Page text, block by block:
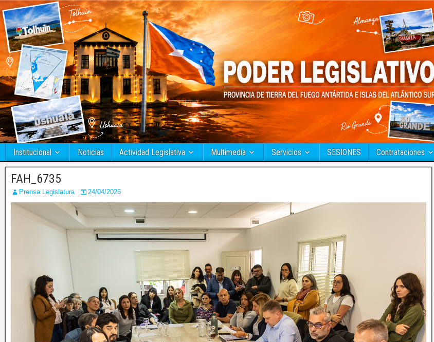
Institucional Noticias Actividad Legislativa Multimedia Servicios SESIONES Contrataciones
FAH_6735
Prensa Legislatura 24/04/2026